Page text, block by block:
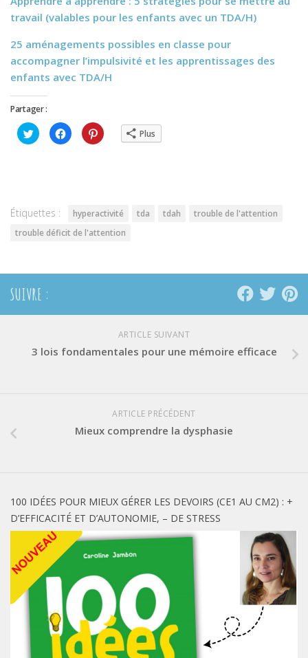
travail (valables pour les enfants avec un TDA/H)
25 aménagements possibles en classe pour
accompagner l’impulsivité et les apprentissages des
enfants avec TDA/H
Partager :
Cliquez
pour
partager
Cliquez
pour
partager
Cliquez
pour Plus
Étiquettes : hyperactivité tda tdah
trouble de l'attention
trouble déficit de l'attention
SUIVRE :
ARTICLE SUIVANT
3 lois fondamentales pour une mémoire efficace
ARTICLE PRÉCÉDENT
Mieux comprendre la dysphasie
100 IDÉES POUR MIEUX GÉRER LES DEVOIRS (CE1 AU CM2) : +
D’EFFICACITÉ ET D’AUTONOMIE, – DE STRESS